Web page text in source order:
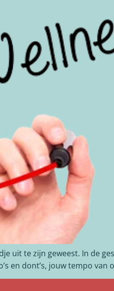
uit te zijn geweest. In de
en dont’s, jouw tempo van